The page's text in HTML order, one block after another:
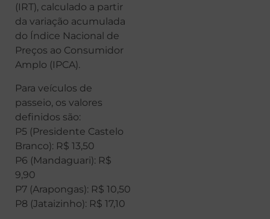
(IRT), calculado a partir
da variação acumulada
do Índice Nacional de
Preços ao Consumidor
Amplo (IPCA).
Para veículos de
passeio, os valores
definidos são:
P5 (Presidente Castelo
Branco): R$ 13,50
P6 (Mandaguari): R$
9,90
P7 (Arapongas): R$ 10,50
P8 (Jataizinho): R$ 17,10